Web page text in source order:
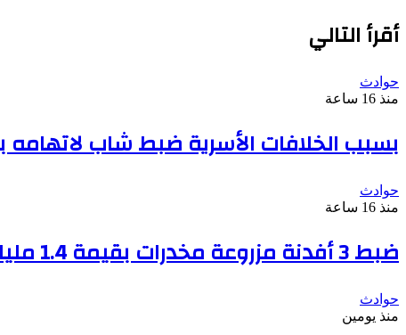
أقرأ التالي
حوادث
منذ 16 ساعة
بسبب الخلافات الأسرية ضبط شاب
حوادث
منذ 16 ساعة
ضبط 3 أفدنة مزروعة مخدرات بقيمة 1.4 مليار جنيه فى الإسماعيلية
حوادث
منذ يومين